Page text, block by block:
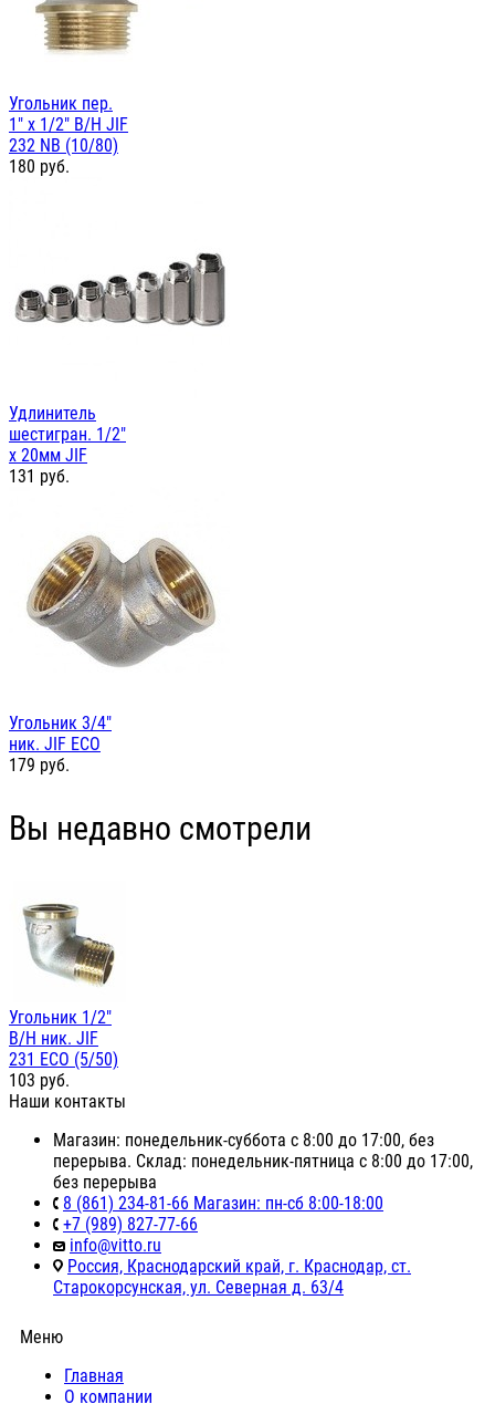
Угольник пер.
1" х 1/2" В/Н JIF
232 NB (10/80)
180 руб.
Удлинитель
шестигран. 1/2"
х 20мм JIF
131 руб.
Угольник 3/4"
ник. JIF ЕСО
179 руб.
Вы недавно смотрели
Угольник 1/2"
В/Н ник. JIF
231 ЕСО (5/50)
103 руб.
Наши контакты
Магазин: понедельник-суббота с 8:00 до 17:00, без
перерыва. Склад: понедельник-пятница с 8:00 до 17:00,
без перерыва
8 (861) 234-81-66 Магазин: пн-сб 8:00-18:00
+7 (989) 827-77-66
info@vitto.ru
Россия, Краснодарский край, г. Краснодар, ст.
Старокорсунская, ул. Северная д. 63/4
Меню
Главная
О компании